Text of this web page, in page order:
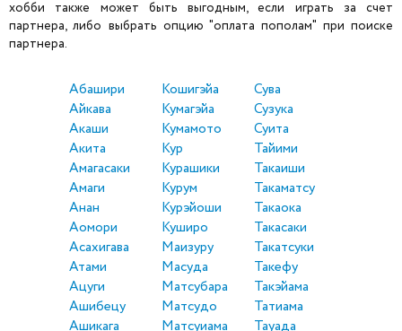
хобби также может быть выгодным, если играть за счет
партнера, либо выбрать опцию "оплата пополам" при поиске
партнера.
Абашири
Айкава
Акаши
Акита
Амагасаки
Амаги
Анан
Аомори
Асахигава
Атами
Ацуги
Ашибецу
Ашикага
Кошигэйа
Кумагэйа
Кумамото
Кур
Курашики
Курум
Курэйоши
Куширо
Маизуру
Масуда
Матсубара
Матсудо
Матсуиама
Сува
Сузука
Суита
Тайими
Такаиши
Такаматсу
Такаока
Такасаки
Такатсуки
Такефу
Такэйама
Татиама
Тауада